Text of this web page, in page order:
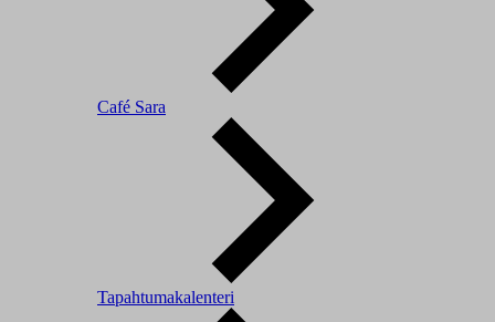
Café Sara
Tapahtumakalenteri